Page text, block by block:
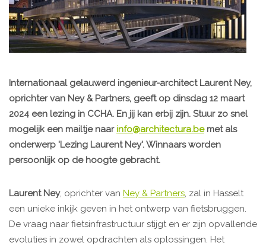
Internationaal gelauwerd ingenieur-architect Laurent Ney,
oprichter van Ney & Partners, geeft op dinsdag 12 maart
2024 een lezing in CCHA. En jij kan erbij zijn. Stuur zo snel
mogelijk een mailtje naarinfo@architectura.bemet als
onderwerp 'Lezing Laurent Ney'. Winnaars worden
persoonlijk op de hoogte gebracht.
Laurent Ney, oprichter van Ney & Partners, zal in Hasselt
een unieke inkijk geven in het ontwerp van fietsbruggen.
De vraag naar fietsinfrastructuur stijgt en er zijn opvallende
evoluties in zowel opdrachten als oplossingen. Het